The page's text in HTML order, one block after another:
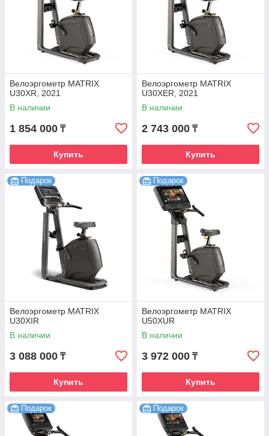
Велоэргометр MATRIX
U30XR, 2021
В наличии
1 854 000 ₸
Купить
Велоэргометр MATRIX
U30XER, 2021
В наличии
2 743 000 ₸
Купить
Подарок
Велоэргометр MATRIX
U30XIR
В наличии
3 088 000 ₸
Купить
Подарок
Велоэргометр MATRIX
U50XUR
В наличии
3 972 000 ₸
Купить
Подарок Подарок